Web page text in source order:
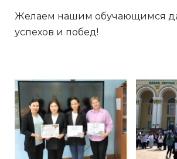
Желаем нашим обучающимся
успехов и побед!